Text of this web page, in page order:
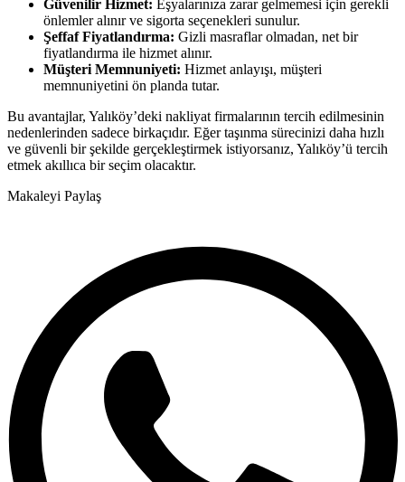
Güvenilir Hizmet: Eşyalarınıza zarar gelmemesi için gerekli
önlemler alınır ve sigorta seçenekleri sunulur.
Şeffaf Fiyatlandırma: Gizli masraflar olmadan, net bir
fiyatlandırma ile hizmet alınır.
Müşteri Memnuniyeti: Hizmet anlayışı, müşteri
memnuniyetini ön planda tutar.
Bu avantajlar, Yalıköy’deki nakliyat firmalarının tercih edilmesinin
nedenlerinden sadece birkaçıdır. Eğer taşınma sürecinizi daha hızlı
ve güvenli bir şekilde gerçekleştirmek istiyorsanız, Yalıköy’ü tercih
etmek akıllıca bir seçim olacaktır.
Makaleyi Paylaş